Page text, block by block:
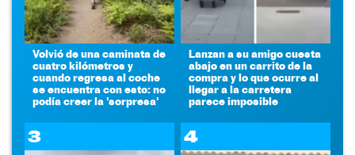
Volvió de una caminata de
cuatro kilómetros y
cuando regresa al coche
se encuentra con esto: no
podía creer la 'sorpresa'
Lanzan a su amigo cuesta
abajo en un carrito de la
compra y lo que ocurre al
llegar a la carretera
parece imposible
3 4